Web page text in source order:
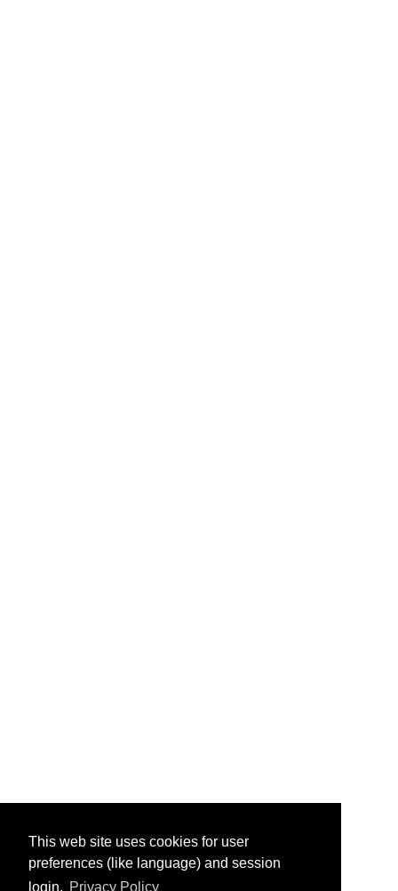
This web site uses cookies for user
preferences (like language) and session
login. Privacy Policy